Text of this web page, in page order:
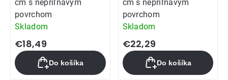
cm s nepriľnavým
povrchom
Skladom
€18,49
Do košíka
cm s nepriľnavým
povrchom
Skladom
€22,29
Do košíka